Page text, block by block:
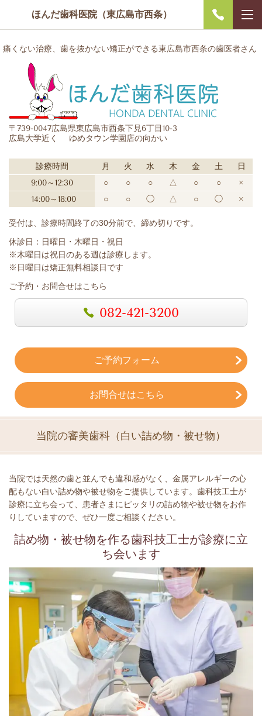
ほんだ歯科医院（東広島市西条）
痛くない治療、歯を抜かない矯正ができる東広島市西条の歯医者さん
〒739-0047広島県東広島市西条下見6丁目10-3
広島大学近く ゆめタウン学園店の向かい
診療時間 月 火 水 木 金 土
日
9:00～12:30
○ ○ ○ △ ○ ○
×
14:00～18:00
○ ○ ◯ △ ○ ◯ ×
受付は、診療時間終了の30分前で、締め切りです。
休診日：日曜日・木曜日・祝日
※木曜日は祝日のある週は診療します。
※日曜日は矯正無料相談日です
ご予約・お問合せはこちら
082-421-3200
ご予約フォーム
お問合せはこちら
当院の審美歯科（白い詰め物・被せ物）
当院では天然の歯と並んでも違和感がなく、金属アレルギーの心
配もない白い詰め物や被せ物をご提供しています。歯科技工士が
診療に立ち会って、患者さまにピッタリの詰め物や被せ物をお作
りしていますので、ぜひ一度ご相談ください。
詰め物・被せ物を作る歯科技工士が診療に立
ち会います